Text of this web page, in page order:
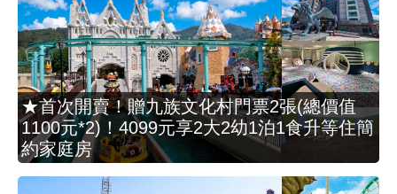
★首次開賣！贈九族文化村門票2張(總價值
1100元*2)！4099元享2大2幼1泊1食升等住簡
約家庭房